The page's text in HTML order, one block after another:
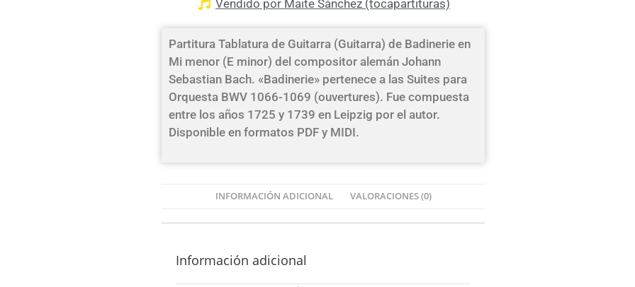
Vendido por Maite Sánchez (tocapartituras)
Partitura Tablatura de Guitarra (Guitarra) de Badinerie en
Mi menor (E minor) del compositor alemán Johann
Sebastian Bach. «Badinerie» pertenece a las Suites para
Orquesta BWV 1066-1069 (ouvertures). Fue compuesta
entre los años 1725 y 1739 en Leipzig por el autor.
Disponible en formatos PDF y MIDI.
INFORMACIÓN ADICIONAL VALORACIONES (0)
Información adicional